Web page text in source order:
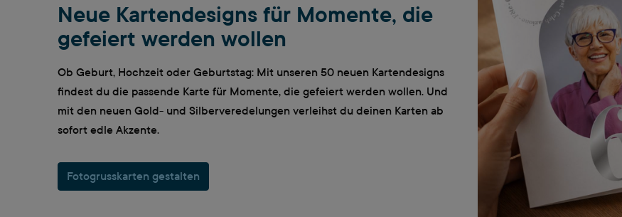
Neue Kartendesigns für Momente, die
gefeiert werden wollen
Ob Geburt, Hochzeit oder Geburtstag: Mit unseren 50 neuen Kartendesigns
findest du die passende Karte für Momente, die gefeiert werden wollen. Und
mit den neuen Gold- und Silberveredelungen verleihst du deinen Karten ab
sofort edle Akzente.
Fotogrusskarten gestalten